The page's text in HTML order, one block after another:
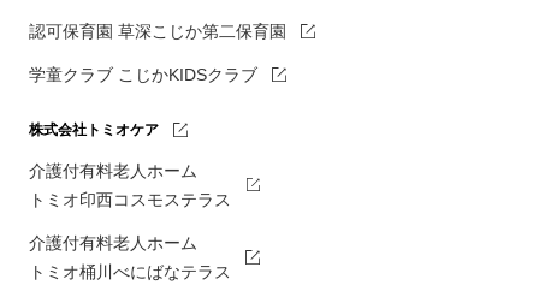
認可保育園 草深こじか第二保育園
学童クラブ こじかKIDSクラブ
株式会社トミオケア
介護付有料老人ホーム
トミオ印西コスモステラス
介護付有料老人ホーム
トミオ桶川べにばなテラス